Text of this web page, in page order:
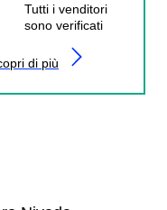
Tutti i venditori
sono verificati
di più